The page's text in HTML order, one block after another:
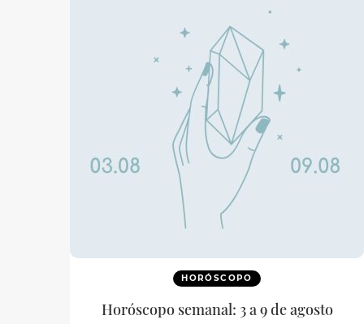
HORÓSCOPO
Horóscopo semanal: 3 a 9 de agosto